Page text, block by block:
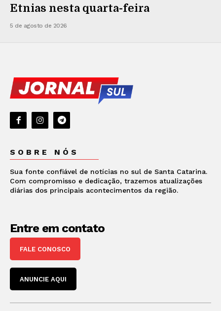
Etnias nesta quarta-feira
5 de agosto de 2026
SOBRE NÓS
Sua fonte confiável de notícias no sul de Santa Catarina.
Com compromisso e dedicação, trazemos atualizações
diárias dos principais acontecimentos da região.
Entre em contato
FALE CONOSCO
ANUNCIE AQUI